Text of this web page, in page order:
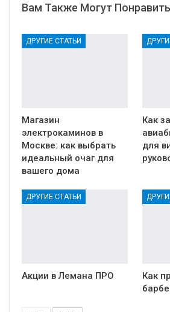
Вам Также Могут
ДРУГИЕ СТАТЬИ
Магазин
электрокаминов в
Москве: как выбрать
идеальный очаг для
вашего дома
Как
для
ДРУГИЕ СТАТЬИ
Акции в Лемана ПРО
Как